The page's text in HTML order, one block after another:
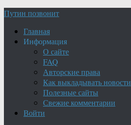
Путин позвонит
Главная
Информация
О сайте
FAQ
Авторские права
Как выкладывать новости
Полезные сайты
Свежие комментарии
Войти